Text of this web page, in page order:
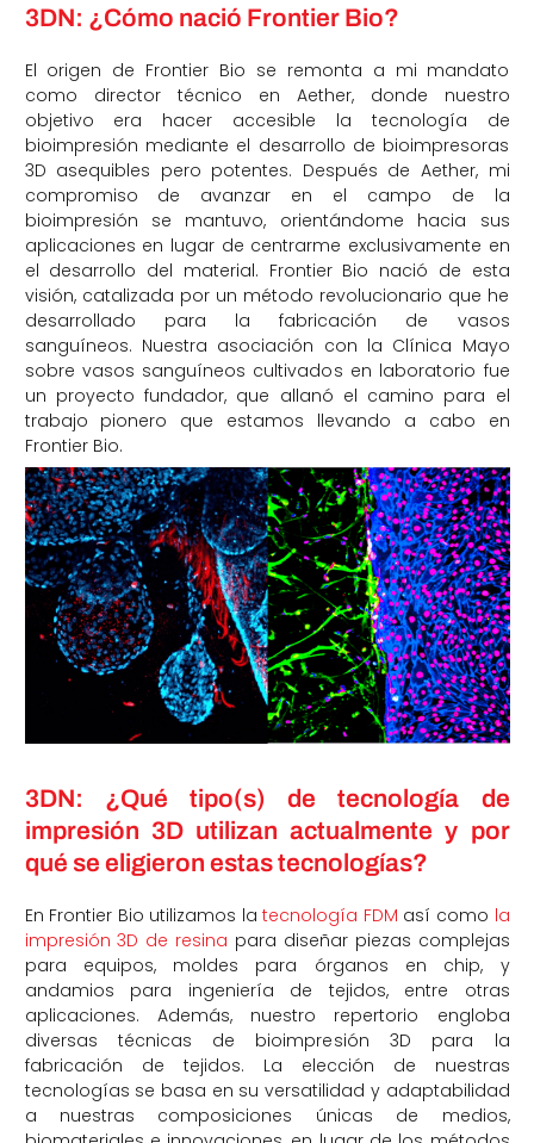
3DN: ¿Cómo nació Frontier Bio?
El origen de Frontier Bio se remonta a mi mandato
como director técnico en Aether, donde nuestro
objetivo era hacer accesible la tecnología de
bioimpresión mediante el desarrollo de bioimpresoras
3D asequibles pero potentes. Después de Aether, mi
compromiso de avanzar en el campo de la
bioimpresión se mantuvo, orientándome hacia sus
aplicaciones en lugar de centrarme exclusivamente en
el desarrollo del material. Frontier Bio nació de esta
visión, catalizada por un método revolucionario que he
desarrollado para la fabricación de vasos
sanguíneos. Nuestra asociación con la Clínica Mayo
sobre vasos sanguíneos cultivados en laboratorio fue
un proyecto fundador, que allanó el camino para el
trabajo pionero que estamos llevando a cabo en
Frontier Bio.
3DN: ¿Qué tipo(s) de tecnología de
impresión 3D utilizan actualmente y por
qué se eligieron estas tecnologías?
En Frontier Bio utilizamos latecnología FDM así como la
impresión 3D de resina para diseñar piezas complejas
para equipos, moldes para órganos en chip, y
andamios para ingeniería de tejidos, entre otras
aplicaciones. Además, nuestro repertorio engloba
diversas técnicas de bioimpresión 3D para la
fabricación de tejidos. La elección de nuestras
tecnologías se basa en su versatilidad y adaptabilidad
a nuestras composiciones únicas de medios,